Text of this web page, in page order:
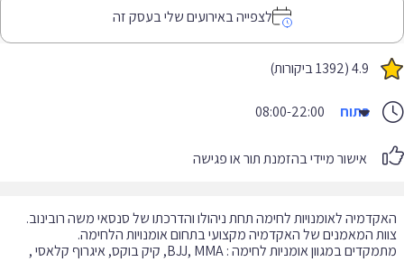
לצפייה באירועים שלי בעסק זה
4.9 (1392 ביקורות)
פתוח 08:00-22:00
אישור מיידי בהזמנת תור או פגישה
לאומנויות לחימה תחת ניהולו והדרכתו של סנסאי משה רובינוב.
מתמקדים במגוון אומניות לחימה : BJJ, MMA, קיק בוקס, איגרוף קלאסי ,